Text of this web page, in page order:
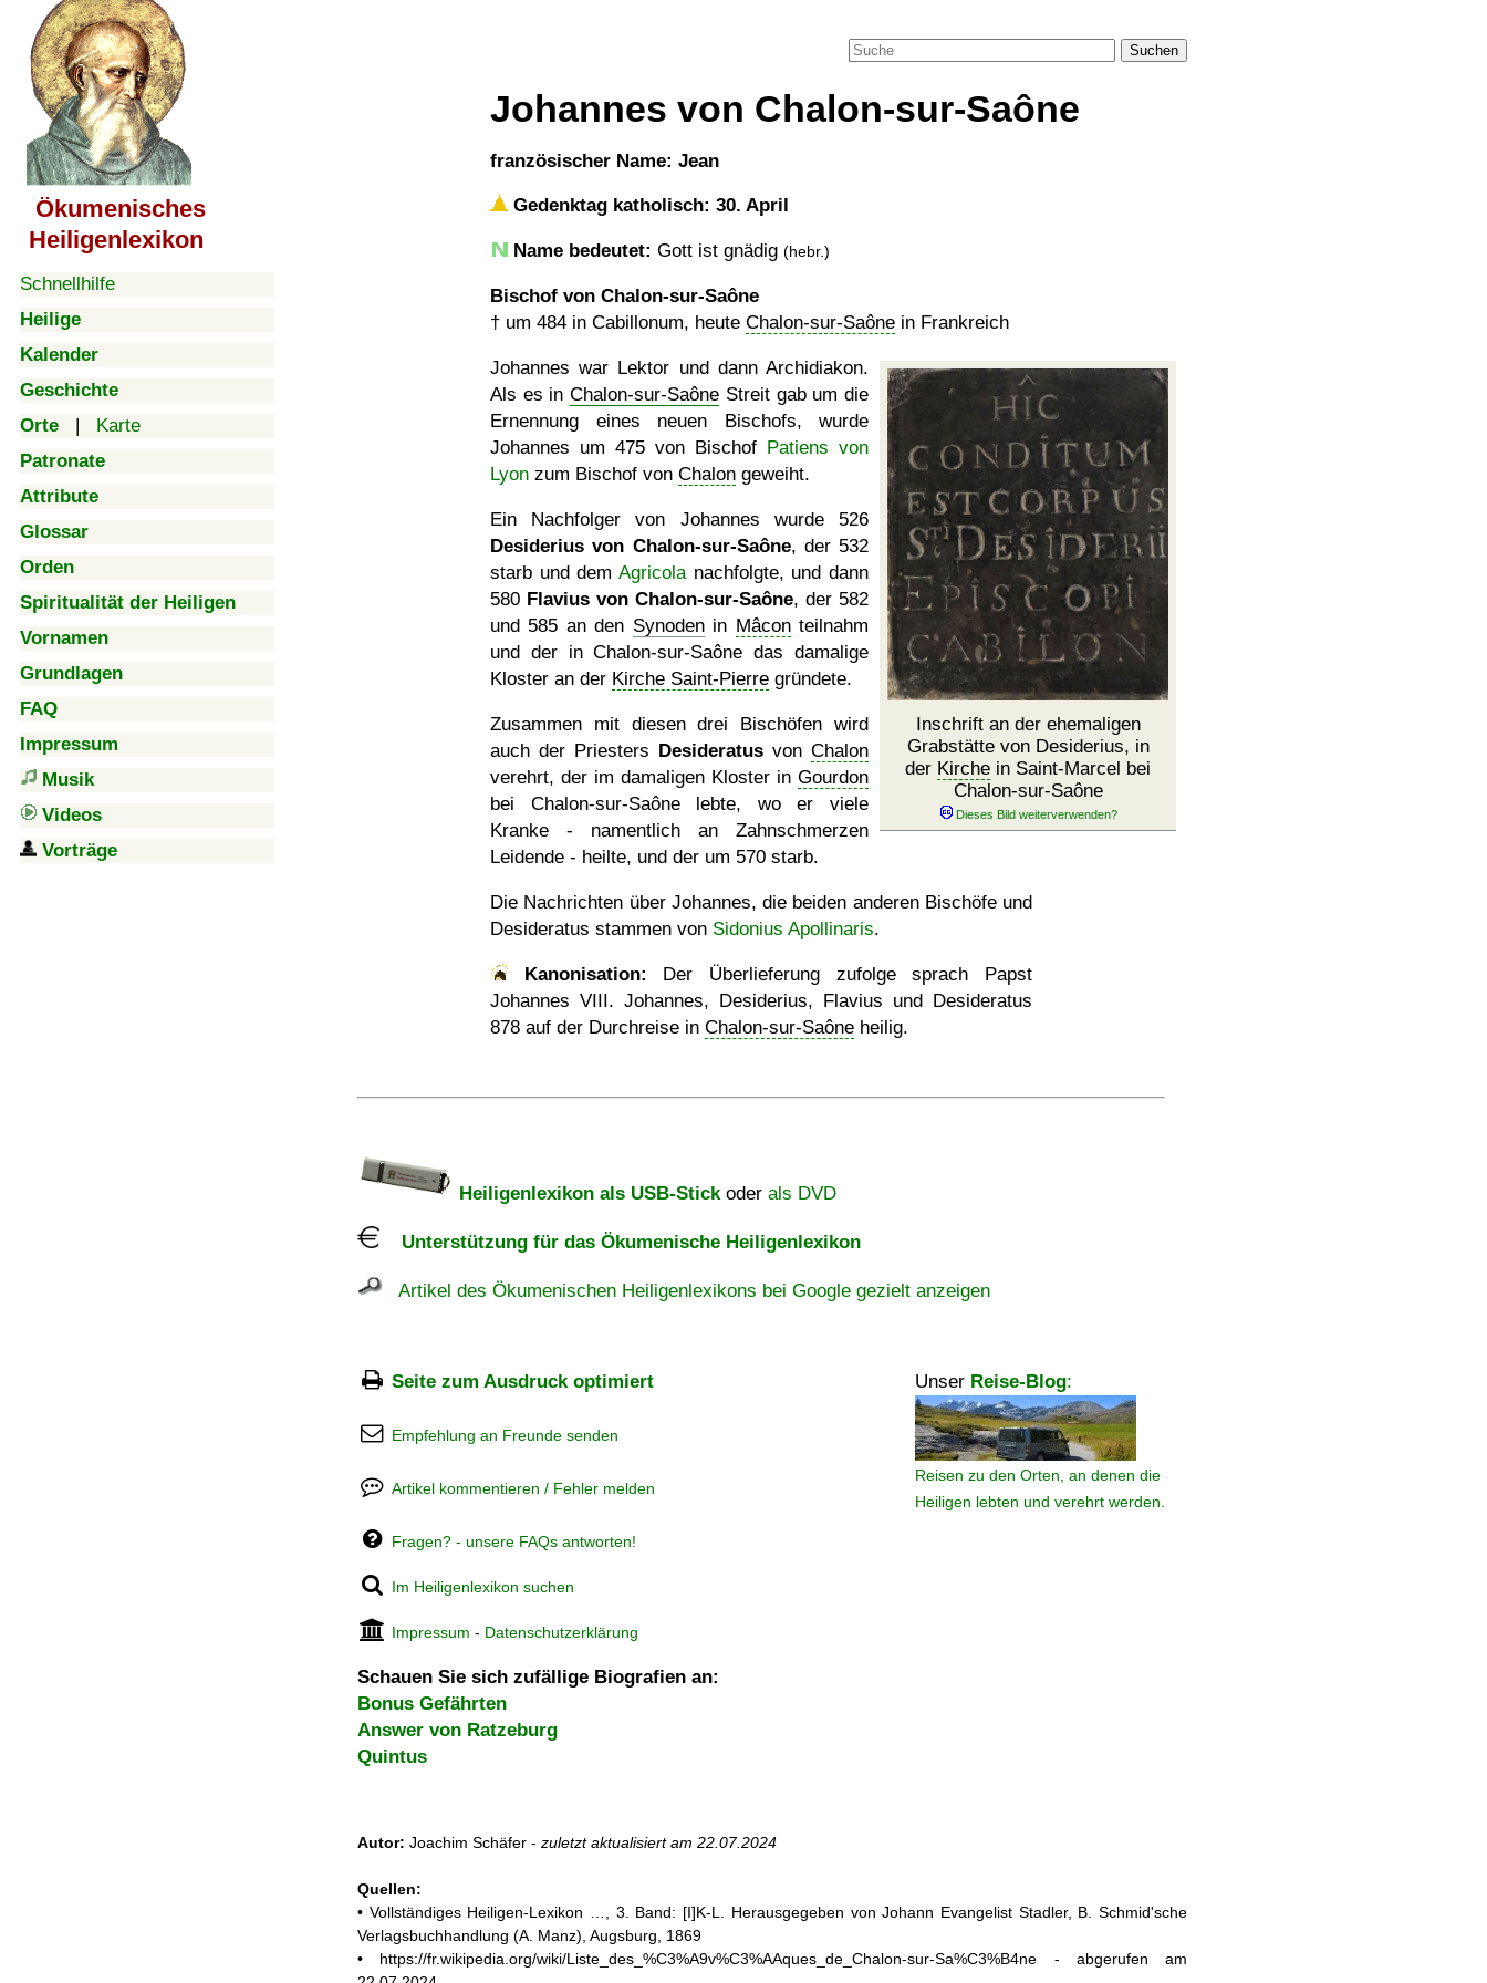
Ökumenisches
Heiligenlexikon
Schnellhilfe
Heilige
Kalender
Geschichte
Orte | Karte
Patronate
Attribute
Glossar
Orden
Spiritualität der Heiligen
Vornamen
Grundlagen
FAQ
Impressum
Musik
Videos
Vorträge
Suchen
Johannes von Chalon-sur-Saône
französischer Name: Jean
Gedenktag katholisch: 30. April
Name bedeutet: Gott ist gnädig (hebr.)
Bischof von Chalon-sur-Saône
† um 484 in Cabillonum, heute Chalon-sur-Saône in Frankreich
Inschrift an der ehemaligen
Grabstätte von Desiderius, in
der Kirche in Saint-Marcel bei
Chalon-sur-Saône
Johannes war Lektor und dann Archidiakon.
Als es inChalon-sur-Saône Streit gab um die
Ernennung eines neuen Bischofs, wurde
Johannes um 475 von Bischof Patiens von
Lyon zum Bischof von Chalon geweiht.
Ein Nachfolger von Johannes wurde 526
Desiderius von Chalon-sur-Saône, der 532
starb und dem Agricolanachfolgte, und dann
580 Flavius von Chalon-sur-Saône, der 582
und 585 an den Synodenin Mâconteilnahm
und der in Chalon-sur-Saône das damalige
Kloster an der Kirche Saint-Pierre gründete.
Zusammen mit diesen drei Bischöfen wird
auch der Priesters Desideratus von Chalon
verehrt, der im damaligen Kloster in Gourdon
bei Chalon-sur-Saône lebte, wo er viele
Kranke - namentlich an Zahnschmerzen
Leidende - heilte, und der um 570 starb.
Die Nachrichten über Johannes, die beiden anderen Bischöfe und
Desideratus stammen von Sidonius Apollinaris.
Kanonisation: Der Überlieferung zufolge sprach Papst
Johannes VIII. Johannes, Desiderius, Flavius und Desideratus
878 auf der Durchreise in Chalon-sur-Saône heilig.
Heiligenlexikon als USB-Stickoder als DVD
Unterstützung für das Ökumenische Heiligenlexikon
Artikel des Ökumenischen Heiligenlexikons bei Google gezielt anzeigen
Seite zum Ausdruck optimiert Unser Reise-Blog:
Reisen zu den Orten, an denen die
Heiligen lebten und verehrt werden.
Empfehlung an Freunde senden
Artikel kommentieren / Fehler melden
Fragen? - unsere FAQs antworten!
Im Heiligenlexikon suchen
Impressum - Datenschutzerklärung
Schauen Sie sich zufällige Biografien an:
Bonus Gefährten
Answer von Ratzeburg
Quintus
Autor: Joachim Schäfer - zuletzt aktualisiert am 22.07.2024
Quellen:
• Vollständiges Heiligen-Lexikon …, 3. Band: [I]K-L. Herausgegeben von Johann Evangelist Stadler, B. Schmid'sche
Verlagsbuchhandlung (A. Manz), Augsburg, 1869
• https://fr.wikipedia.org/wiki/Liste_des_%C3%A9v%C3%AAques_de_Chalon-sur-Sa%C3%B4ne - abgerufen am